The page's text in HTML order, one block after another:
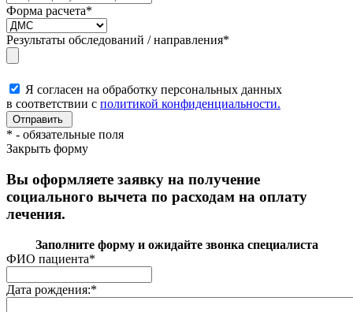
Форма расчета*
Результаты обследований / направления*
Я согласен на обработку персональных данных
в соответствии с политикой конфиденциальности.
* - обязательные поля
Закрыть форму
Вы оформляете заявку на получение
социального вычета по расходам на оплату
лечения.
Заполните форму и ожидайте звонка специалиста
ФИО пациента*
Дата рождения:*